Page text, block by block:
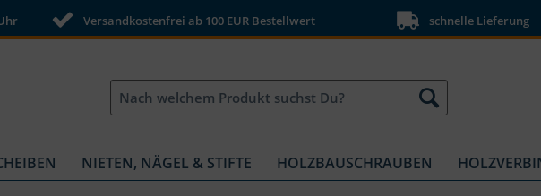
Versandkostenfrei ab 100 EUR Bestellwert schnelle Lieferung
NIETEN, NÄGEL & STIFTE HOLZBAUSCHRAUBEN